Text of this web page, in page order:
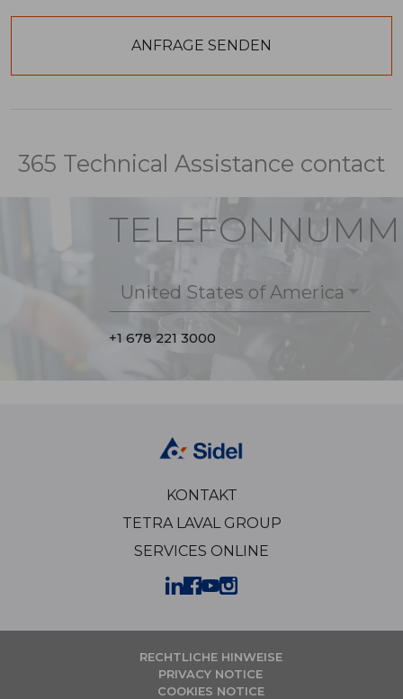
365 Technical Assistance contact
United States of America
+1 678 221 3000
KONTAKT
TETRA LAVAL GROUP
SERVICES ONLINE
RECHTLICHE HINWEISE
PRIVACY NOTICE
COOKIES NOTICE